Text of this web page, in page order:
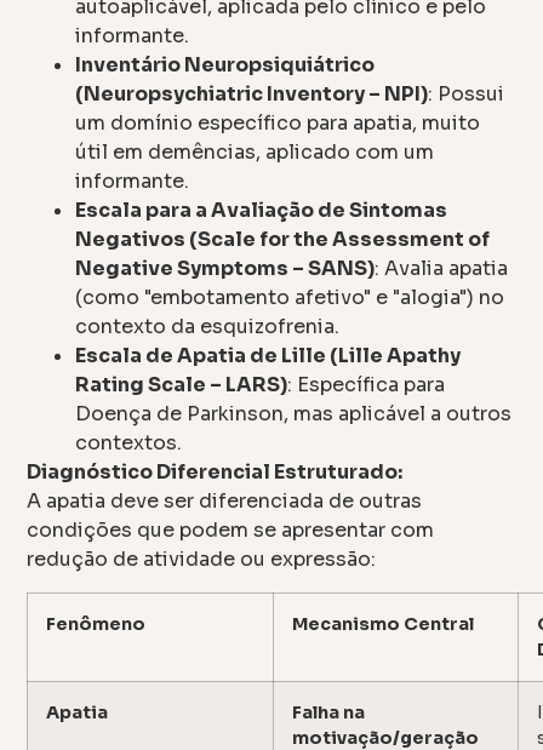
autoaplicável, aplicada pelo clínico e pelo
informante.
Inventário Neuropsiquiátrico
(Neuropsychiatric Inventory – NPI): Possui
um domínio específico para apatia, muito
útil em demências, aplicado com um
informante.
Escala para a Avaliação de Sintomas
Negativos (Scale for the Assessment of
Negative Symptoms – SANS): Avalia apatia
(como "embotamento afetivo" e "alogia") no
contexto da esquizofrenia.
Escala de Apatia de Lille (Lille Apathy
Rating Scale – LARS): Específica para
Doença de Parkinson, mas aplicável a outros
contextos.
Diagnóstico Diferencial Estruturado:
A apatia deve ser diferenciada de outras
condições que podem se apresentar com
redução de atividade ou expressão:
Fenômeno Mecanismo Central
Apatia
Falha na
motivação/geração